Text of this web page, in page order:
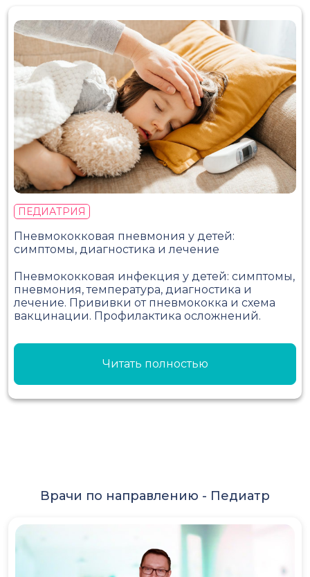
ПЕДИАТРИЯ
Пневмококковая пневмония у детей:
симптомы, диагностика и лечение
Пневмококковая инфекция у детей: симптомы,
пневмония, температура, диагностика и
лечение. Прививки от пневмококка и схема
вакцинации. Профилактика осложнений.
Читать полностью
Врачи по направлению - Педиатр